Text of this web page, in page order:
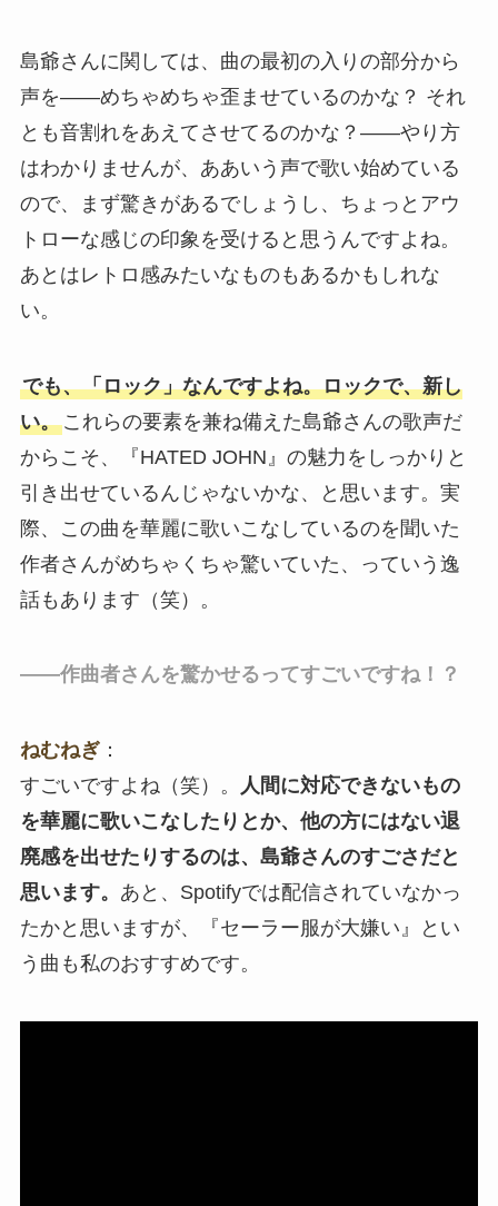
島爺さんに関しては、曲の最初の入りの部分から
声を――めちゃめちゃ歪ませているのかな？ それ
とも音割れをあえてさせてるのかな？――やり方
はわかりませんが、ああいう声で歌い始めている
ので、まず驚きがあるでしょうし、ちょっとアウ
トローな感じの印象を受けると思うんですよね。
あとはレトロ感みたいなものもあるかもしれな
い。
でも、「ロック」なんですよね。ロックで、新し
い。これらの要素を兼ね備えた島爺さんの歌声だ
からこそ、『HATED JOHN』の魅力をしっかりと
引き出せているんじゃないかな、と思います。実
際、この曲を華麗に歌いこなしているのを聞いた
作者さんがめちゃくちゃ驚いていた、っていう逸
話もあります（笑）。
――作曲者さんを驚かせるってすごいですね！？
ねむねぎ：
すごいですよね（笑）。
人間に対応できないもの
を華麗に歌いこなしたりとか、他の方にはない退
廃感を出せたりするのは、島爺さんのすごさだと
思います。 あと、Spotifyでは配信されていなかっ
たかと思いますが、『セーラー服が大嫌い』とい
う曲も私のおすすめです。